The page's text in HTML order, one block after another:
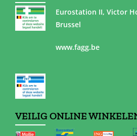
Eurostation II, Victor
Brussel
www.fagg.be
VEILIG ONLINE